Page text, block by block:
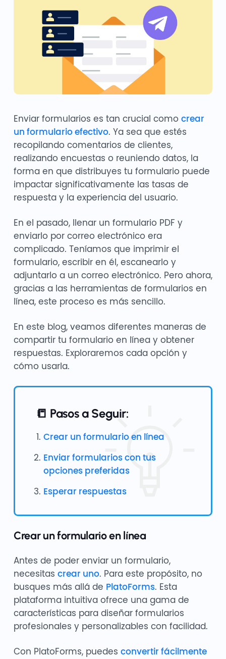
Enviar formularios es tan crucial como crear
un formulario efectivo. Ya sea que estés
recopilando comentarios de clientes,
realizando encuestas o reuniendo datos, la
forma en que distribuyes tu formulario puede
impactar significativamente las tasas de
respuesta y la experiencia del usuario.
En el pasado, llenar un formulario PDF y
enviarlo por correo electrónico era
complicado. Teníamos que imprimir el
formulario, escribir en él, escanearlo y
adjuntarlo a un correo electrónico. Pero ahora,
gracias a las herramientas de formularios en
línea, este proceso es más sencillo.
En este blog, veamos diferentes maneras de
compartir tu formulario en línea y obtener
respuestas. Exploraremos cada opción y
cómo usarla.
📒 Pasos a Seguir:
Crear un formulario en línea
Enviar formularios con tus
opciones preferidas
Esperar respuestas
Crear un formulario en línea
Antes de poder enviar un formulario,
necesitas crear uno. Para este propósito, no
busques más allá de PlatoForms. Esta
plataforma intuitiva ofrece una gama de
características para diseñar formularios
profesionales y personalizables con facilidad.
Con PlatoForms, puedes convertir fácilmente